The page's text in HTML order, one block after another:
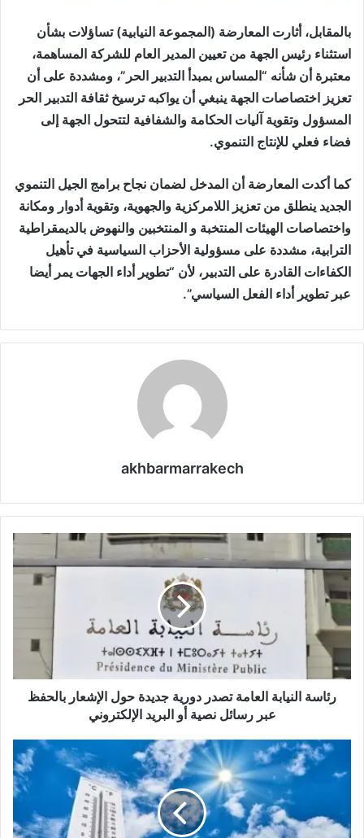
بالمقابل، أثارت المعارضة (المجموعة النيابية) تساؤلات بشأن
استثناء رئيس الجهة من تعيين المدير العام للشركة المساهمة،
معتبرة أن شأنه “المساس بمبدأ التدبير الحر”، ومشددة على أن
تعزيز اختصاصات الجهة ينبغي أن يواكبه ترسيخ ثقافة التدبير الحر
المسؤول وتقوية آليات الحكامة والشفافية لتتحول الجهة إلى
فضاء فعلي للإنتاج التنموي.
كما أكدت المعارضة أن المدخل لضمان نجاح برامج الجيل التنموي
الجديد ينطلق من تعزيز اللامركزية والجهوية، وتقوية أدوار ومكانة
واختصاصات الهيئات المنتخبة و المنتخبين والنهوض بالديمقراطية
الترابية، مشددة على مسؤولية الأحزاب السياسية في تأهيل
الكفاءات القادرة على التدبير، لأن “تطوير أداء الجهات يمر أيضا
عبر تطوير أداء الفعل السياسي”.
akhbarmarrakech
ر
ئ
س
ا
ي
ة
رئاسة النيابة العامة تصدر دورية جديدة حول الإشعار بالحفظ
عبر رسائل نصية أو البريد الإلكتروني
ت